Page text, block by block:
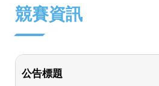
競賽資訊
公告標題